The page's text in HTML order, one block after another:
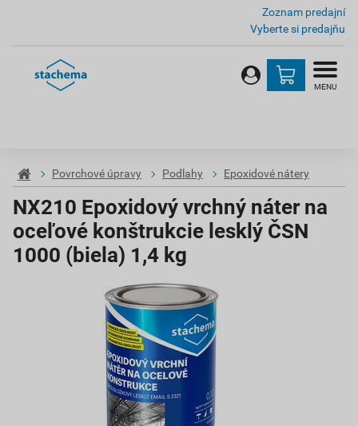
Zoznam predajní
Vyberte si predajňu
MENU
Povrchové úpravy Podlahy Epoxidové nátery
NX210 Epoxidový vrchný náter na
oceľové konštrukcie lesklý ČSN
1000 (biela) 1,4 kg